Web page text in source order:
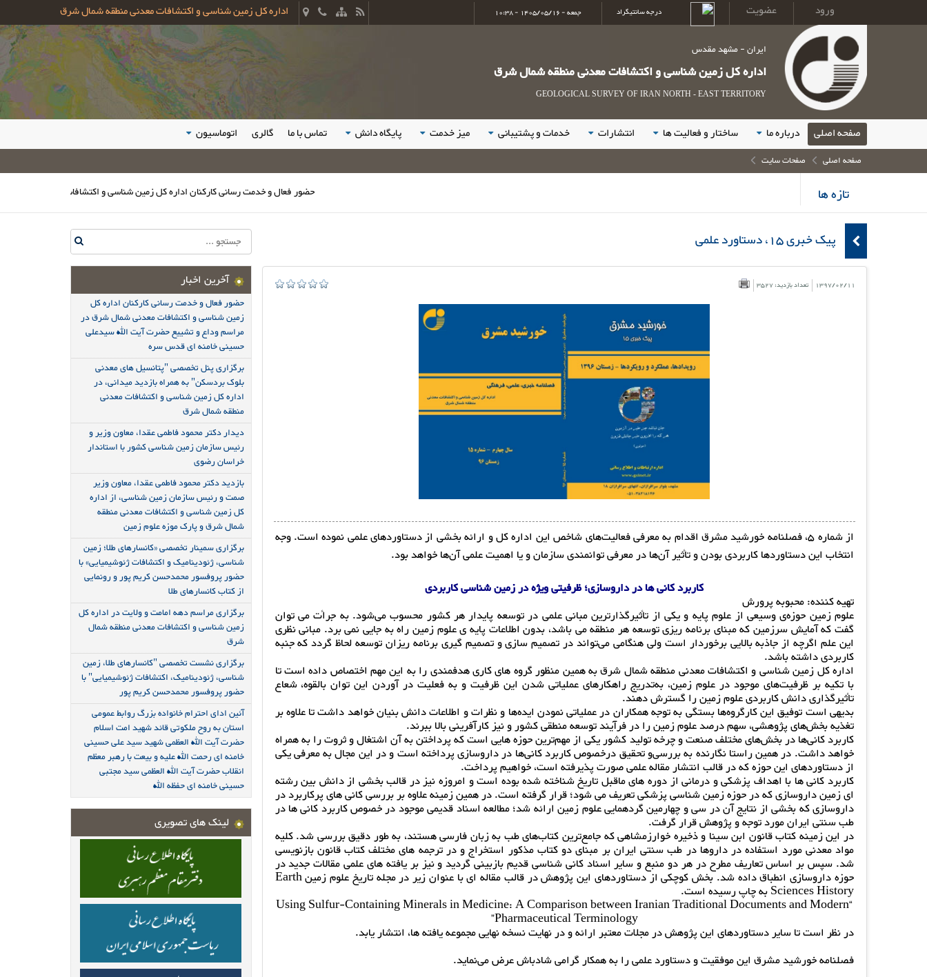
ورود عضویت درجه سانتیگراد جمعه - 1405/05/16 - 10:38 اداره کل زمین شناسی و اکتشافات معدنی منطقه شمال شرق
ایران - مشهد مقدس
اداره کل زمین شناسی و اکتشافات معدنی منطقه شمال شرق
GEOLOGICAL SURVEY OF IRAN NORTH - EAST TERRITORY
صفحه اصلی درباره ما ساختار و فعالیت ها انتشارات خدمات و پشتیبانی میز خدمت پایگاه دانش تماس با ما گالری اتوماسیون
صفحه اصلی صفحات سایت
تازه ها حضور فعال و خدمت رسانی کارکنان اداره کل زمین شناسی و اکتشافات معدنی شمال شرق در
پیک خبری 15، دستاورد علمی
1397/02/11 تعداد بازدید: 3527
از شماره 5، فصلنامه خورشید مشرق اقدام به معرفی فعالیت‌های شاخص این اداره کل و ارائه بخشی از دستاوردهای علمی نموده است. وجه
انتخاب این دستاوردها کاربردی بودن و تأثیر آن‌ها در معرفی توانمندی سازمان و یا اهمیت علمی آن‌ها خواهد بود.
کاربرد کانی ها در داروسازی؛ ظرفیتی ویژه در زمین شناسی کاربردی
تهیه کننده: محبوبه پرورش
علوم زمین حوزه‌ی وسیعی از علوم پایه و یکی از تأثیرگذارترین مبانی علمی در توسعه پایدار هر کشور محسوب می‌شود. به جرأت می توان
گفت که آمایش سرزمین که مبنای برنامه ریزی توسعه هر منطقه می باشد، بدون اطلاعات پایه ی علوم زمین راه به جایی نمی برد. مبانی نظری
این علم اگرچه از جاذبه بالایی برخوردار است ولی هنگامی می‌تواند در تصمیم سازی و تصمیم گیری برنامه ریزان توسعه لحاظ گردد که جنبه
کاربردی داشته باشد.
اداره کل زمین شناسی و اکتشافات معدنی منطقه شمال شرق به همین منظور گروه های کاری هدفمندی را به این مهم اختصاص داده است تا
با تکیه بر ظرفیت‌های موجود در علوم زمین، به‌تدریج راهکارهای عملیاتی شدن این ظرفیت و به فعلیت در آوردن این توان بالقوه، شعاع
تأثیرگذاری دانش کاربردی علوم زمین را گسترش دهند.
بدیهی است توفیق این کارگروه‌ها بستگی به توجه همکاران در عملیاتی نمودن ایده‌ها و نظرات و اطلاعات دانش بنیان خواهد داشت تا علاوه بر
تغذیه بخش‌های پژوهشی، سهم درصد علوم زمین را در فرآیند توسعه منطقی کشور و نیز کارآفرینی بالا ببرند.
کاربرد کانی‌ها در بخش‌های مختلف صنعت و چرخه تولید کشور یکی از مهم‌ترین حوزه هایی است که پرداختن به آن اشتغال و ثروت را به همراه
خواهد داشت. در همین راستا نگارنده به بررسی‌و تحقیق درخصوص کاربرد کانی‌ها در داروسازی پرداخته است و در این مجال به معرفی یکی
از دستاوردهای این حوزه که در قالب انتشار مقاله علمی صورت پذیرفته است، خواهیم پرداخت.
کاربرد کانی ها با اهداف پزشکی و درمانی از دوره های ماقبل تاریخ شناخته شده بوده است و امروزه نیز در قالب بخشی از دانش بین رشته
ای زمین داروسازی که در حوزه زمین شناسی پزشکی تعریف می شود؛ قرار گرفته است. در همین زمینه علاوه بر بررسی کانی های پرکاربرد در
داروسازی که بخشی از نتایج آن در سی و چهارمین گردهمایی علوم زمین ارائه شد؛ مطالعه اسناد قدیمی موجود در خصوص کاربرد کانی ها در
طب سنتی ایران مورد توجه و پژوهش قرار گرفت.
در این زمینه کتاب قانون ابن سینا و ذخیره خوارزمشاهی که جامع‌ترین کتاب‌های طب به زبان فارسی هستند، به طور دقیق بررسی شد. کلیه
مواد معدنی مورد استفاده در داروها در طب سنتی ایران بر مبنای دو کتاب مذکور استخراج و در ترجمه های مختلف کتاب قانون بازنویسی
شد. سپس بر اساس تعاریف مطرح در هر دو منبع و سایر اسناد کانی شناسی قدیم بازبینی گردید و نیز بر یافته های علمی مقالات جدید در
حوزه داروسازی انطباق داده شد. بخش کوچکی از دستاوردهای این پژوهش در قالب مقاله ای با عنوان زیر در مجله تاریخ علوم زمین Earth
Sciences History به چاپ رسیده است.
“Using Sulfur-Containing Minerals in Medicine: A Comparison between Iranian Traditional Documents and Modern
Pharmaceutical Terminology”
در نظر است تا سایر دستاوردهای این پژوهش در مجلات معتبر ارائه و در نهایت نسخه نهایی مجموعه یافته ها، انتشار یابد.
فصلنامه خورشید مشرق این موفقیت و دستاورد علمی را به همکار گرامی شادباش عرض می‌نماید.
آخرین اخبار
حضور فعال و خدمت رسانی کارکنان اداره کل
زمین شناسی و اکتشافات معدنی شمال شرق در
مراسم وداع و تشییع حضرت آیت الله سیدعلی
حسینی خامنه ای قدس سره
برگزاری پنل تخصصی "پتانسیل های معدنی
بلوک بردسکن" به همراه بازدید میدانی، در
اداره کل زمین شناسی و اکتشافات معدنی
منطقه شمال شرق
دیدار دکتر محمود فاطمی عقدا، معاون وزیر و
رئیس سازمان زمین شناسی کشور با استاندار
خراسان رضوی
بازدید دکتر محمود فاطمی عقدا، معاون وزیر
صمت و رئیس سازمان زمین شناسی، از اداره
کل زمین شناسی و اکتشافات معدنی منطقه
شمال شرق و پارک موزه علوم زمین
برگزاری سمینار تخصصی «کانسارهای طلا؛ زمین
شناسی، ژئودینامیک و اکتشافات ژئوشیمیایی» با
حضور پروفسور محمدحسن کریم پور و رونمایی
از کتاب کانسارهای طلا
برگزاری مراسم دهه امامت و ولایت در اداره کل
زمین شناسی و اکتشافات معدنی منطقه شمال
شرق
برگزاری نشست تخصصی "کانسارهای طلا، زمین
شناسی، ژئودینامیک، اکتشافات ژئوشیمیایی" با
حضور پروفسور محمدحسن کریم پور
آئین ادای احترام خانواده بزرگ روابط عمومی
استان به روح ملکوتی قائد شهید امت اسلام
حضرت آیت الله العظمی شهید سید علی حسینی
خامنه ای رحمت الله علیه و بیعت با رهبر معظم
انقلاب حضرت آیت الله العظمی سید مجتبی
حسینی خامنه ای حفظه الله
لینک های تصویری